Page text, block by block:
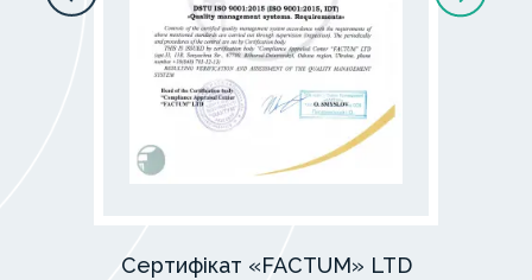
Сертифікат «FACTUM» LTD